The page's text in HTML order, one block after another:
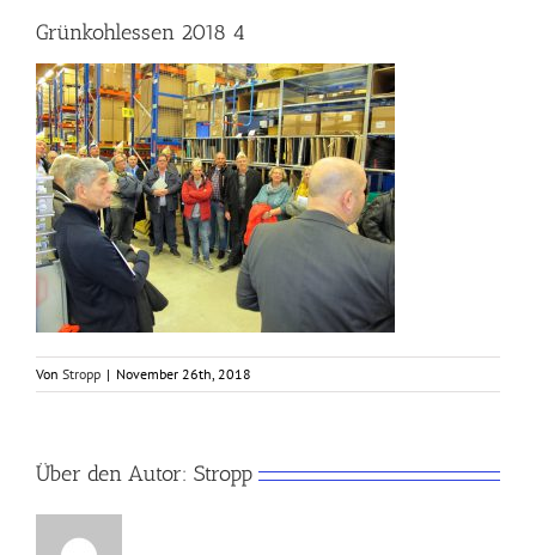
Grünkohlessen 2018 4
Von Stropp | November 26th, 2018
Über den Autor: Stropp